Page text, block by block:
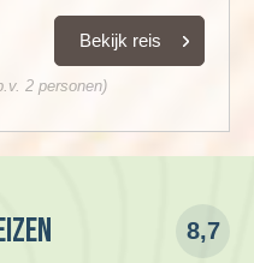
Bekijk reis
2 personen)
8,7